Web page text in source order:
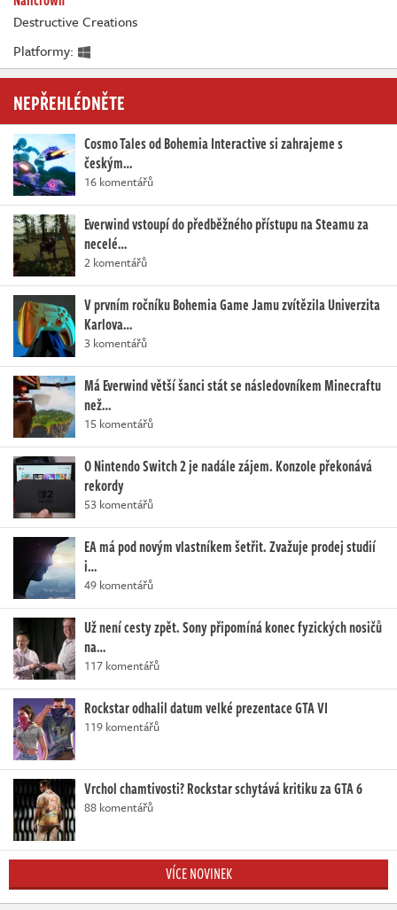
Destructive Creations
Platformy:
NEPŘEHLÉDNĚTE
Cosmo Tales od Bohemia Interactive si zahrajeme s
českým…
16 komentářů
Everwind vstoupí do předběžného přístupu na Steamu za
necelé…
2 komentářů
V prvním ročníku Bohemia Game Jamu zvítězila Univerzita
Karlova…
3 komentářů
Má Everwind větší šanci stát se následovníkem Minecraftu
než…
15 komentářů
O Nintendo Switch 2 je nadále zájem. Konzole překonává
rekordy
53 komentářů
EA má pod novým vlastníkem šetřit. Zvažuje prodej studií
i…
49 komentářů
Už není cesty zpět. Sony připomíná konec fyzických nosičů
na…
117 komentářů
Rockstar odhalil datum velké prezentace GTA VI
119 komentářů
Vrchol chamtivosti? Rockstar schytává kritiku za GTA 6
88 komentářů
VÍCE NOVINEK